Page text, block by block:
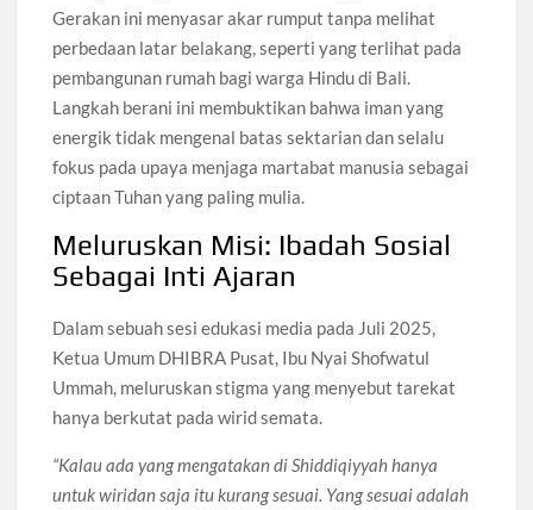
Gerakan ini menyasar akar rumput tanpa melihat
perbedaan latar belakang, seperti yang terlihat pada
pembangunan rumah bagi warga Hindu di Bali.
Langkah berani ini membuktikan bahwa iman yang
energik tidak mengenal batas sektarian dan selalu
fokus pada upaya menjaga martabat manusia sebagai
ciptaan Tuhan yang paling mulia.
Meluruskan Misi: Ibadah Sosial
Sebagai Inti Ajaran
Dalam sebuah sesi edukasi media pada Juli 2025,
Ketua Umum DHIBRA Pusat, Ibu Nyai Shofwatul
Ummah, meluruskan stigma yang menyebut tarekat
hanya berkutat pada wirid semata.
“Kalau ada yang mengatakan di Shiddiqiyyah hanya
untuk wiridan saja itu kurang sesuai. Yang sesuai adalah